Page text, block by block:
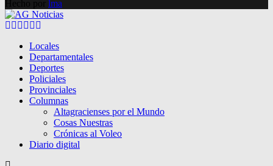
Hecho por lma
Facebook
Twitter
Instagram
Pinterest
Google
Locales
Departamentales
Deportes
Policiales
Provinciales
Columnas
Altagracienses por el Mundo
Cosas Nuestras
Crónicas al Voleo
Diario digital